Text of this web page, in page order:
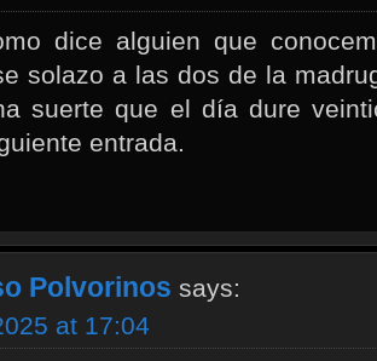
dice alguien que
solazo a las dos de la
suerte que el día dure
entrada.
Polvorinos says:
at 17:04